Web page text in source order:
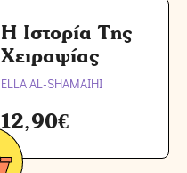
Η Ιστορία Της
Χειραψίας
ELLA AL-SHAMAIHI
12,90€